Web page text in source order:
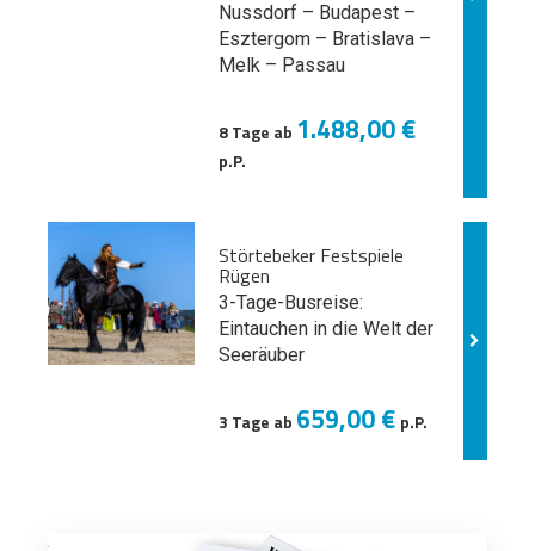
Nussdorf – Budapest –
Esztergom – Bratislava –
Melk – Passau
8 Tage ab 1.488,00 €
p.P.
Störtebeker Festspiele
Rügen
3-Tage-Busreise:
Eintauchen in die Welt der
Seeräuber
3 Tage ab 659,00 € p.P.